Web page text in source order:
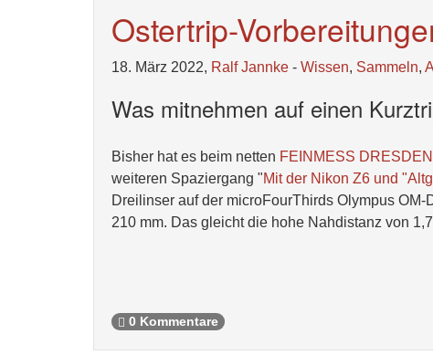
Ostertrip-
18. März 2022, Ralf Jannke - Wissen, Sammeln,
Was mitnehmen auf einen
Bisher hat es beim netten FEINMESS
weiteren Spaziergang "Mit der Nikon Z6 und
Dreilinser auf der microFourThirds Olympus
210 mm. Das gleicht die hohe Nahdistanz von
0 Kommentare